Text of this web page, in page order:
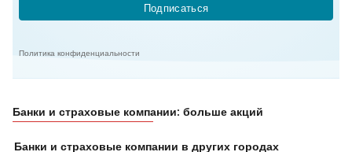
Подписаться
Политика конфиденциальности
Банки и страховые компании: больше акций
Банки и страховые компании в других городах